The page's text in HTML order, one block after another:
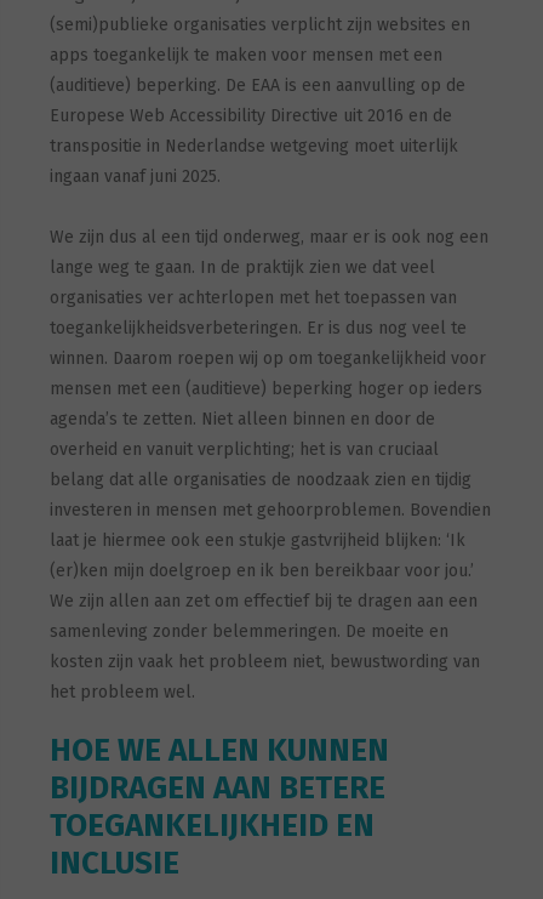
(semi)publieke organisaties verplicht zijn websites en
apps toegankelijk te maken voor mensen met een
(auditieve) beperking. De EAA is een aanvulling op de
Europese Web Accessibility Directive uit 2016 en de
transpositie in Nederlandse wetgeving moet uiterlijk
ingaan vanaf juni 2025.
We zijn dus al een tijd onderweg, maar er is ook nog een
lange weg te gaan. In de praktijk zien we dat veel
organisaties ver achterlopen met het toepassen van
toegankelijkheidsverbeteringen. Er is dus nog veel te
winnen. Daarom roepen wij op om toegankelijkheid voor
mensen met een (auditieve) beperking hoger op ieders
agenda’s te zetten. Niet alleen binnen en door de
overheid en vanuit verplichting; het is van cruciaal
belang dat alle organisaties de noodzaak zien en tijdig
investeren in mensen met gehoorproblemen. Bovendien
laat je hiermee ook een stukje gastvrijheid blijken: ‘Ik
(er)ken mijn doelgroep en ik ben bereikbaar voor jou.’
We zijn allen aan zet om effectief bij te dragen aan een
samenleving zonder belemmeringen. De moeite en
kosten zijn vaak het probleem niet, bewustwording van
het probleem wel.
HOE WE ALLEN KUNNEN
BIJDRAGEN AAN BETERE
TOEGANKELIJKHEID EN
INCLUSIE